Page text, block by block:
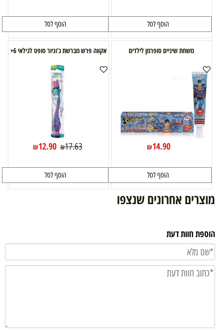
הוסף לסל הוסף לסל
משחת שיניים סופרמן לילדים
₪14.90
הוסף לסל
אקווה פרש מברשת ג'וניור סופט לגילאי 6+
₪17.63
₪12.90
הוסף לסל
מוצרים אחרונים שנצפו
הוספת חוות דעת